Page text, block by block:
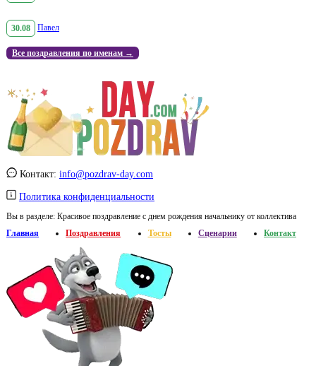
30.08 Павел
Все поздравления по именам →
Контакт: info@pozdrav-day.com
Политика конфиденциальности
Вы в разделе: Красивое поздравление с днем рождения начальнику от коллектива
Главная
Поздравления Тосты Сценарии Контакт